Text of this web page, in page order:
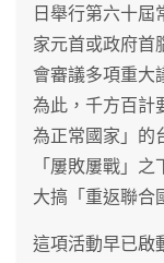
日舉行第六十屆
家元首或政府首
會審議多項重大
為此，千方百計
為正常國家」的
「屢敗屢戰」
大搞「重返聯合
這項活動早已啟